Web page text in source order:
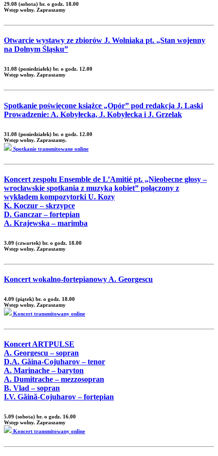
29.08 (sobota) br. o godz. 18.00
Wstęp wolny. Zapraszamy
Otwarcie wystawy ze zbiorów J. Wolniaka pt. „Stan wojenny
na Dolnym Śląsku”
31.08 (poniedziałek) br. o godz. 12.00
Wstęp wolny. Zapraszamy
Spotkanie poświęcone książce „Opór” pod redakcja J. Laski
Prowadzenie: A. Kobyłecka, J. Kobyłecka i J. Grzelak
31.08 (poniedziałek) br. o godz. 12.00
Wstęp wolny. Zapraszamy.
Spotkanie transmitowane online
Koncert zespołu Ensemble de L’Amitié pt. „Nieobecne głosy –
wrocławskie spotkania z muzyką kobiet” połączony z
wykładem kompozytorki U. Kozy
K. Koczur – skrzypce
D. Ganczar – fortepian
A. Krajewska – marimba
3.09 (czwartek) br. o godz. 18.00
Wstęp wolny. Zapraszamy
Koncert wokalno-fortepianowy A. Georgescu
4.09 (piątek) br. o godz. 18.00
Wstęp wolny. Zapraszamy
Koncert transmitowany online
Koncert ARTPULSE
A. Georgescu – sopran
D.A. Găina-Cojuharov – tenor
A. Marinache – baryton
A. Dumitrache – mezzosopran
B. Vlad – sopran
I.V. Găină-Cojuharov – fortepian
5.09 (sobota) br. o godz. 16.00
Wstęp wolny. Zapraszamy
Koncert transmitowany online